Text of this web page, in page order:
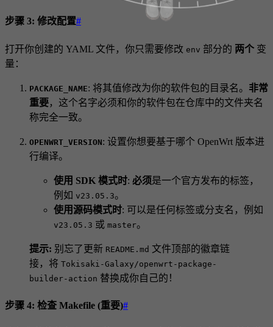
步骤 3: 修改配置#
打开你创建的 YAML 文件，你只需要修改 env 部分的 两个 变
量：
PACKAGE_NAME: 将其值修改为你的软件包的目录名。 非常
重要，这个名字必须和你的软件包在仓库中的文件夹名
称完全一致。
OPENWRT_VERSION: 设置你想要基于哪个 OpenWrt 版本进
行编译。
使用 SDK 模式时: 必须是一个官方发布的标签，
例如 v23.05.3。
使用源码模式时: 可以是任何标签或分支名，例如
v23.05.3 或 master。
提示: 别忘了更新 README.md 文件顶部的徽章链
接，将 Tokisaki-Galaxy/openwrt-package-
builder-action 替换成你自己的！
步骤 4: 检查 Makefile (重要)#